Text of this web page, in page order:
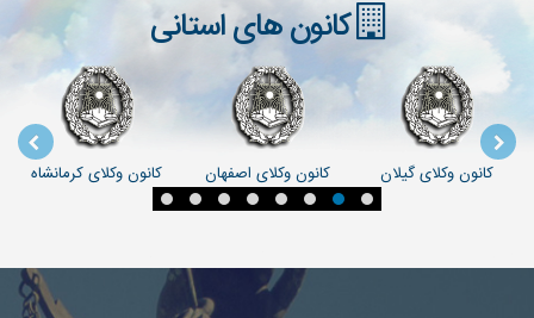
کانون های استانی
کرمانشاه کانون وکلای کردستان کانون وکلای بوشهر
کانون وکلای